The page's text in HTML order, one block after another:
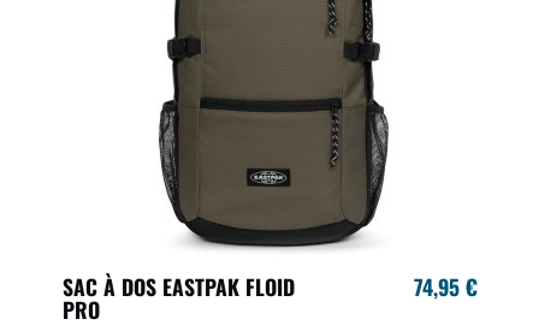
SAC À DOS EASTPAK FLOID
PRO
74,95 €